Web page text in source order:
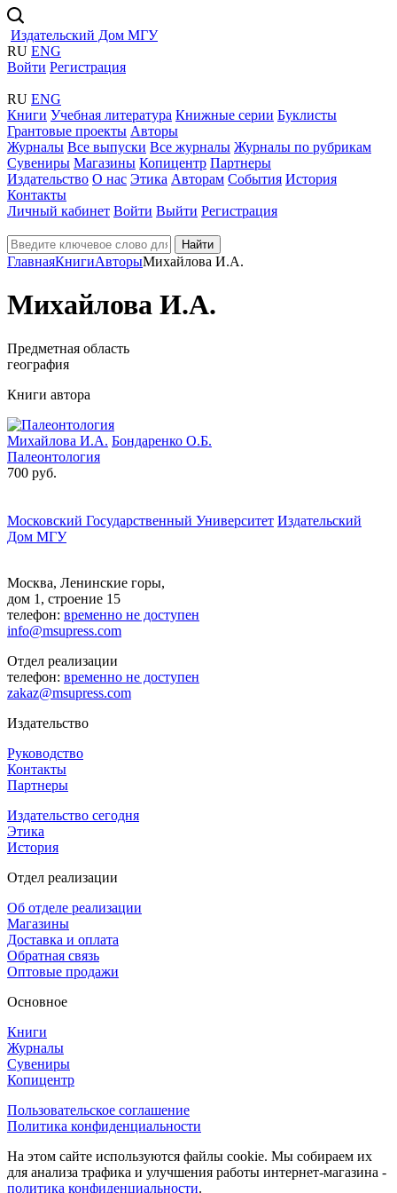
Издательский Дом МГУ
RU ENG
Войти Регистрация
RU ENG
Книги Учебная литература Книжные серии Буклисты
Грантовые проекты Авторы
Журналы Все выпуски Все журналы Журналы по рубрикам
Сувениры Магазины Копицентр Партнеры
Издательство О нас Этика Авторам События История
Контакты
Личный кабинет Войти Выйти Регистрация
Найти
ГлавнаяКнигиАвторыМихайлова И.А.
Михайлова И.А.
Предметная область
география
Книги автора
Михайлова И.А. Бондаренко О.Б.
Палеонтология
700 руб.
Московский Государственный Университет Издательский
Дом МГУ
Москва, Ленинские горы,
дом 1, строение 15
телефон: временно не доступен
info@msupress.com
Отдел реализации
телефон: временно не доступен
zakaz@msupress.com
Издательство
Руководство
Контакты
Партнеры
Издательство сегодня
Этика
История
Отдел реализации
Об отделе реализации
Магазины
Доставка и оплата
Обратная связь
Оптовые продажи
Основное
Книги
Журналы
Сувениры
Копицентр
Пользовательское соглашение
Политика конфиденциальности
На этом сайте используются файлы cookie. Мы собираем их
для анализа трафика и улучшения работы интернет-магазина -
политика конфиденциальности.